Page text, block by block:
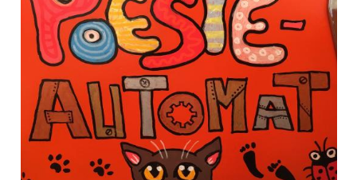
Bienen- und Dichterprojekt
Pfingstrosenprojekt
Tabakprojekt
THEATER SAPPERLOT
TOURISMUS